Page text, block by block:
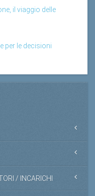
il viaggio delle
per le decisioni
/ INCARICHI